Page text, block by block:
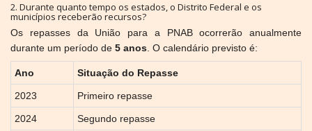
2. Durante quanto tempo os estados, o Distrito Federal e os
municípios receberão recursos?
Os repasses da União para a PNAB ocorrerão anualmente
durante um período de 5 anos . O calendário previsto é:
Ano Situação do Repasse
2023 Primeiro repasse
2024 Segundo repasse